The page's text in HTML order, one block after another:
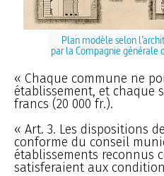
Plan modèle selon
par la Compagnie générale
« Chaque commune ne
établissement, et chaque
francs (20 000 fr.).
« Art. 3. Les dispositions
conforme du conseil
établissements reconnus
satisferaient aux